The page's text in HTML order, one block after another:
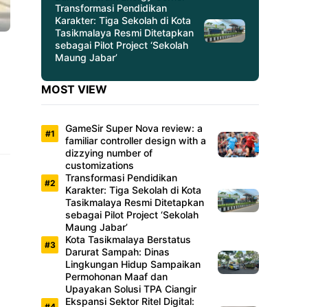
Transformasi Pendidikan
Karakter: Tiga Sekolah di Kota
Tasikmalaya Resmi Ditetapkan
sebagai Pilot Project ‘Sekolah
Maung Jabar’
MOST VIEW
GameSir Super Nova review: a
familiar controller design with a
dizzying number of
customizations
Transformasi Pendidikan
Karakter: Tiga Sekolah di Kota
Tasikmalaya Resmi Ditetapkan
sebagai Pilot Project ‘Sekolah
Maung Jabar’
Kota Tasikmalaya Berstatus
Darurat Sampah: Dinas
Lingkungan Hidup Sampaikan
Permohonan Maaf dan
Upayakan Solusi TPA Ciangir
Ekspansi Sektor Ritel Digital: